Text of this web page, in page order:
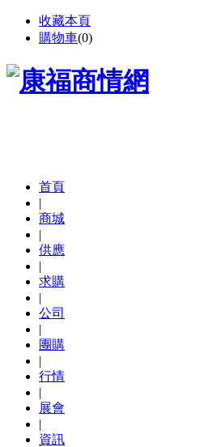
收藏本頁
購物車(0)
首頁
|
商城
|
供應
|
求購
|
公司
|
團購
|
行情
|
展會
|
資訊